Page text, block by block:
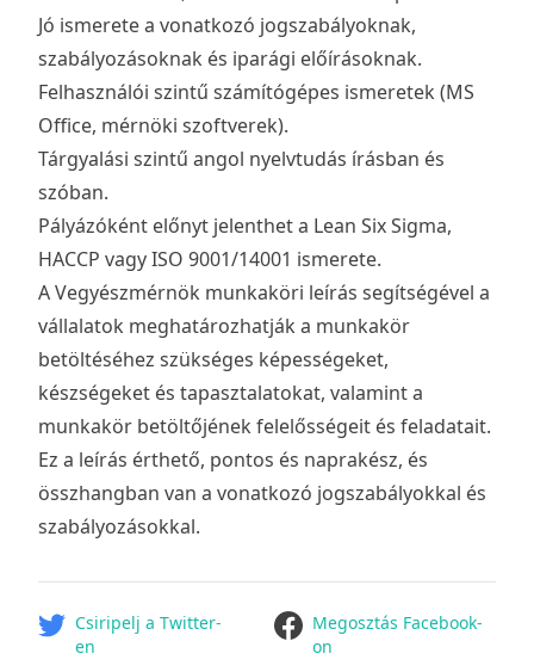
Jó ismerete a vonatkozó jogszabályoknak,
szabályozásoknak és iparági előírásoknak.
Felhasználói szintű számítógépes ismeretek (MS
Office, mérnöki szoftverek).
Tárgyalási szintű angol nyelvtudás írásban és
szóban.
Pályázóként előnyt jelenthet a Lean Six Sigma,
HACCP vagy ISO 9001/14001 ismerete.
A Vegyészmérnök munkaköri leírás segítségével a
vállalatok meghatározhatják a munkakör
betöltéséhez szükséges képességeket,
készségeket és tapasztalatokat, valamint a
munkakör betöltőjének felelősségeit és feladatait.
Ez a leírás érthető, pontos és naprakész, és
összhangban van a vonatkozó jogszabályokkal és
szabályozásokkal.
Csiripelj a Twitter-
en
facebookMegosztás Facebook-
on